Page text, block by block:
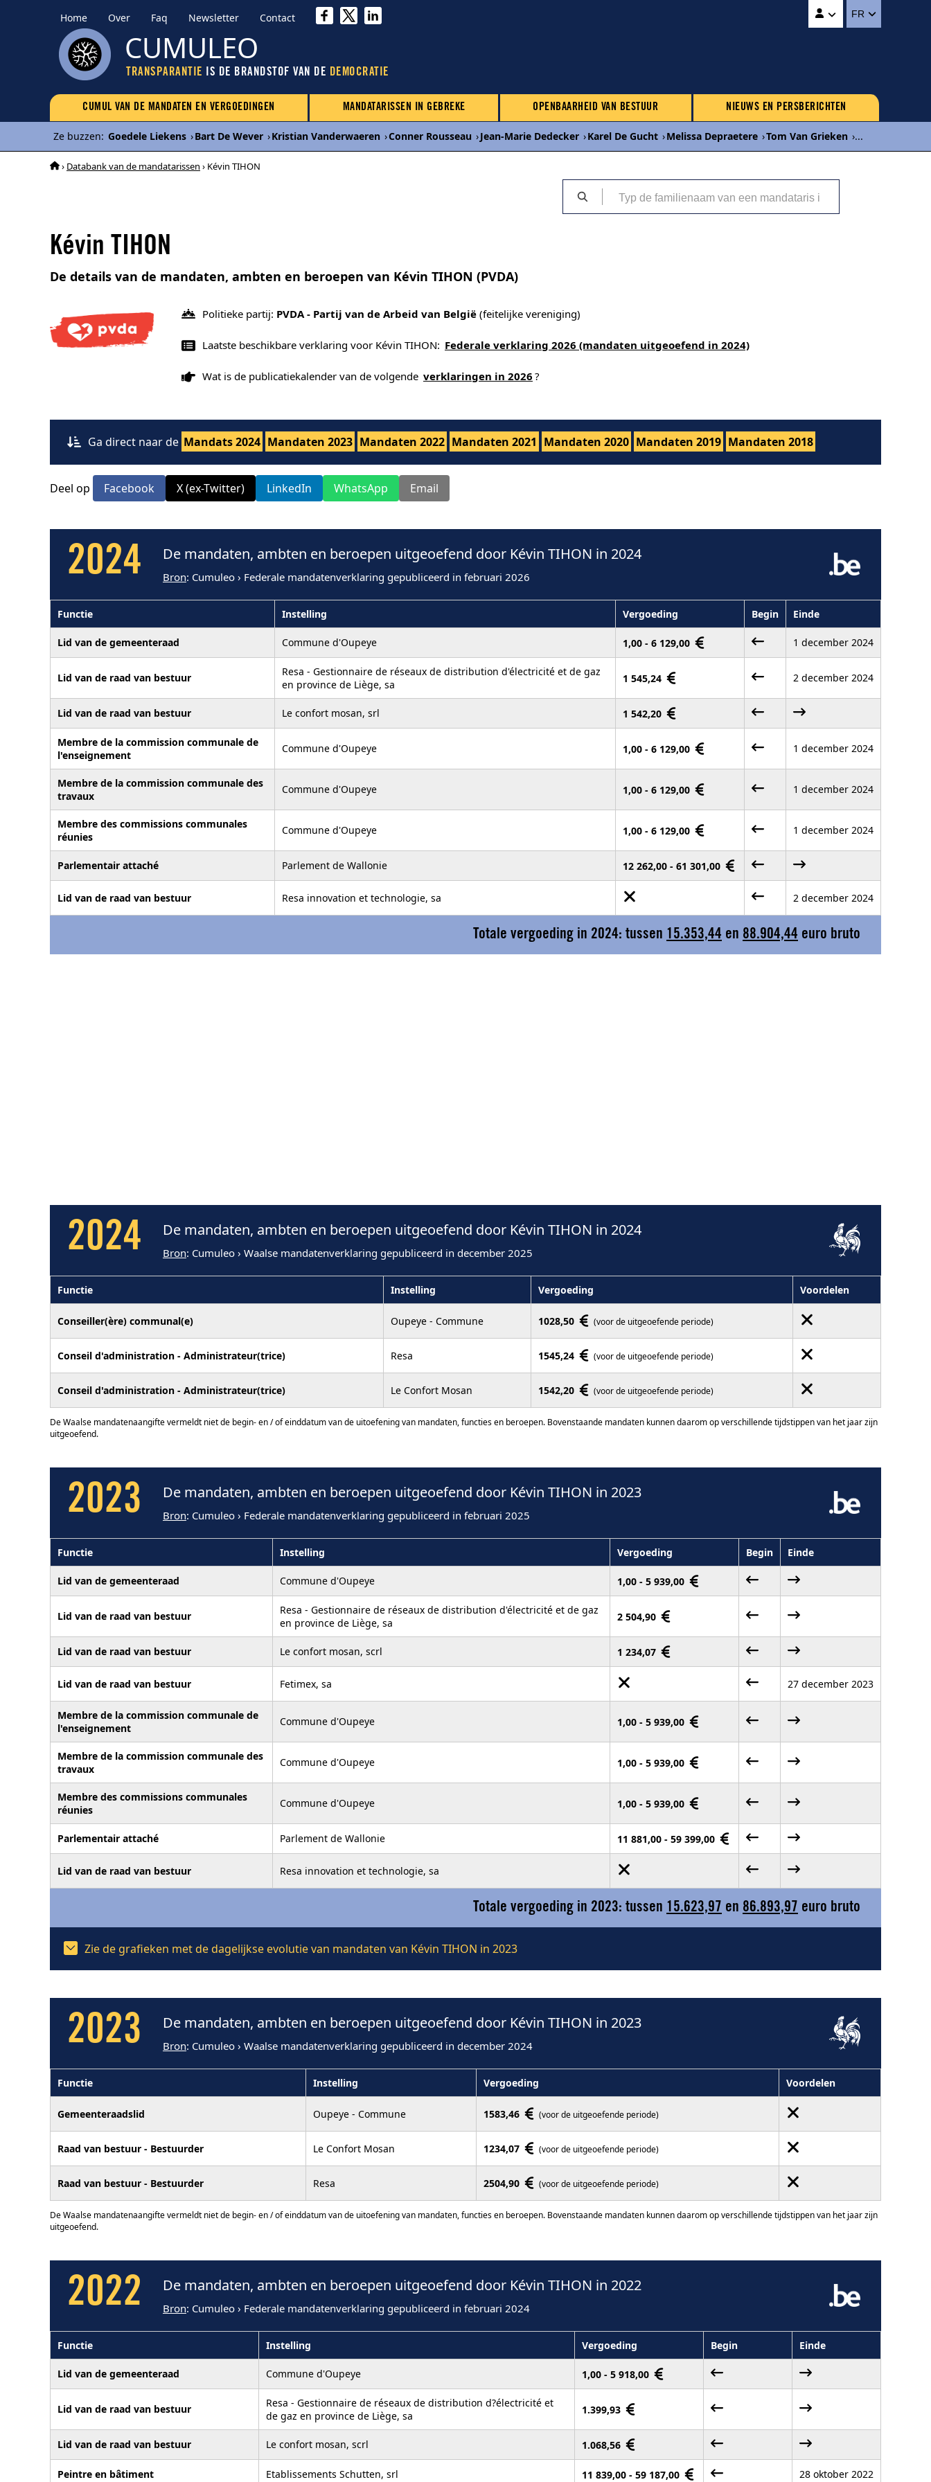
Home Over Faq Newsletter Contact FR
CUMULEO
TRANSPARANTIE IS DE BRANDSTOF VAN DE DEMOCRATIE
CUMUL VAN DE MANDATEN EN VERGOEDINGEN MANDATARISSEN IN GEBREKE OPENBAARHEID VAN BESTUUR NIEUWS EN PERSBERICHTEN
Ze buzzen: Goedele Liekens ›Bart De Wever ›Kristian Vanderwaeren ›Conner Rousseau ›Jean-Marie Dedecker ›Karel De Gucht ›Melissa Depraetere ›Tom Van Grieken ›...
› Databank van de mandatarissen › Kévin TIHON
Kévin TIHON
De details van de mandaten, ambten en beroepen van Kévin TIHON (PVDA)
Politieke partij: PVDA - Partij van de Arbeid van België (feitelijke vereniging)
Laatste beschikbare verklaring voor Kévin TIHON: Federale verklaring 2026 (mandaten uitgeoefend in 2024)
Wat is de publicatiekalender van de volgende verklaringen in 2026 ?
Ga direct naar de Mandats 2024 Mandaten 2023 Mandaten 2022 Mandaten 2021 Mandaten 2020 Mandaten 2019 Mandaten 2018
Deel op Facebook X (ex-Twitter) LinkedIn WhatsApp Email
2024 De mandaten, ambten en beroepen uitgeoefend door Kévin TIHON in 2024
Bron: Cumuleo › Federale mandatenverklaring gepubliceerd in februari 2026
Functie Instelling Vergoeding Begin Einde
Lid van de gemeenteraad Commune d'Oupeye 1,00 - 6 129,00 1 december 2024
Lid van de raad van bestuur
Resa - Gestionnaire de réseaux de distribution d'électricité et de gaz
en province de Liège, sa
1 545,24 2 december 2024
Lid van de raad van bestuur Le confort mosan, srl 1 542,20
Membre de la commission communale de
l'enseignement
Commune d'Oupeye 1,00 - 6 129,00 1 december 2024
Membre de la commission communale des
travaux
Commune d'Oupeye 1,00 - 6 129,00 1 december 2024
Membre des commissions communales
réunies
Commune d'Oupeye 1,00 - 6 129,00 1 december 2024
Parlementair attaché Parlement de Wallonie 12 262,00 - 61 301,00
Lid van de raad van bestuur Resa innovation et technologie, sa 2 december 2024
Totale vergoeding in 2024: tussen 15.353,44 en 88.904,44 euro bruto
2024 De mandaten, ambten en beroepen uitgeoefend door Kévin TIHON in 2024
Bron: Cumuleo › Waalse mandatenverklaring gepubliceerd in december 2025
Functie Instelling Vergoeding Voordelen
Conseiller(ère) communal(e) Oupeye - Commune 1028,50 (voor de uitgeoefende periode)
Conseil d'administration - Administrateur(trice) Resa 1545,24 (voor de uitgeoefende periode)
Conseil d'administration - Administrateur(trice) Le Confort Mosan 1542,20 (voor de uitgeoefende periode)
De Waalse mandatenaangifte vermeldt niet de begin- en / of einddatum van de uitoefening van mandaten, functies en beroepen. Bovenstaande mandaten kunnen daarom op verschillende tijdstippen van het jaar zijn
uitgeoefend.
2023 De mandaten, ambten en beroepen uitgeoefend door Kévin TIHON in 2023
Bron: Cumuleo › Federale mandatenverklaring gepubliceerd in februari 2025
Functie Instelling Vergoeding Begin Einde
Lid van de gemeenteraad Commune d'Oupeye 1,00 - 5 939,00
Lid van de raad van bestuur
Resa - Gestionnaire de réseaux de distribution d'électricité et de gaz
en province de Liège, sa
2 504,90
Lid van de raad van bestuur Le confort mosan, scrl 1 234,07
Lid van de raad van bestuur Fetimex, sa 27 december 2023
Membre de la commission communale de
l'enseignement
Commune d'Oupeye 1,00 - 5 939,00
Membre de la commission communale des
travaux
Commune d'Oupeye 1,00 - 5 939,00
Membre des commissions communales
réunies
Commune d'Oupeye 1,00 - 5 939,00
Parlementair attaché Parlement de Wallonie 11 881,00 - 59 399,00
Lid van de raad van bestuur Resa innovation et technologie, sa
Totale vergoeding in 2023: tussen 15.623,97 en 86.893,97 euro bruto
Zie de grafieken met de dagelijkse evolutie van mandaten van Kévin TIHON in 2023
2023 De mandaten, ambten en beroepen uitgeoefend door Kévin TIHON in 2023
Bron: Cumuleo › Waalse mandatenverklaring gepubliceerd in december 2024
Functie Instelling Vergoeding Voordelen
Gemeenteraadslid Oupeye - Commune 1583,46 (voor de uitgeoefende periode)
Raad van bestuur - Bestuurder Le Confort Mosan 1234,07 (voor de uitgeoefende periode)
Raad van bestuur - Bestuurder Resa 2504,90 (voor de uitgeoefende periode)
De Waalse mandatenaangifte vermeldt niet de begin- en / of einddatum van de uitoefening van mandaten, functies en beroepen. Bovenstaande mandaten kunnen daarom op verschillende tijdstippen van het jaar zijn
uitgeoefend.
2022 De mandaten, ambten en beroepen uitgeoefend door Kévin TIHON in 2022
Bron: Cumuleo › Federale mandatenverklaring gepubliceerd in februari 2024
Functie Instelling Vergoeding Begin Einde
Lid van de gemeenteraad Commune d'Oupeye 1,00 - 5 918,00
Lid van de raad van bestuur
Resa - Gestionnaire de réseaux de distribution d?électricité et
de gaz en province de Liège, sa
1.399,93
Lid van de raad van bestuur Le confort mosan, scrl 1.068,56
Peintre en bâtiment Etablissements Schutten, srl 11 839,00 - 59 187,00 28 oktober 2022